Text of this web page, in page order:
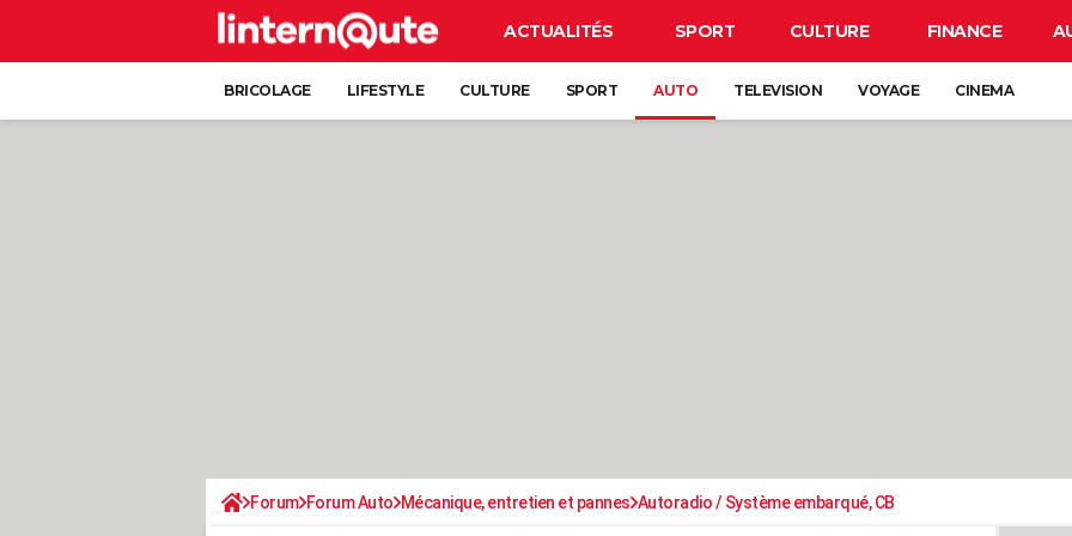
ACTUALITÉS SPORT CULTURE FINANCE
BRICOLAGE LIFESTYLE CULTURE SPORT AUTO TELEVISION VOYAGE CINEMA
Forum Forum Auto Mécanique, entretien et pannes Autoradio / Système embarqué, CB